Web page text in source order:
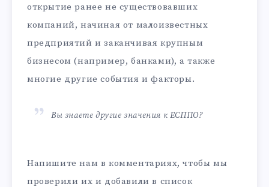
открытие ранее не существовавших
компаний, начиная от малоизвестных
предприятий и заканчивая крупным
бизнесом (например, банками), а также
многие другие события и факторы.
Вы знаете другие значения к ЕСППО?
Напишите нам в комментариях, чтобы мы
проверили их и добавили в список